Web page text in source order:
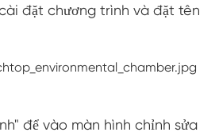
lạnh
đặt chương trình và đặt tên
để vào màn hình chỉnh sửa